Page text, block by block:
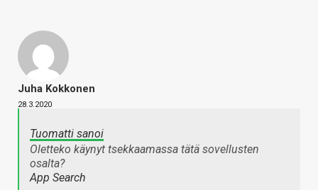
Juha Kokkonen
28.3.2020
Tuomatti sanoi
Oletteko käynyt tsekkaamassa tätä sovellusten
osalta?
App Search